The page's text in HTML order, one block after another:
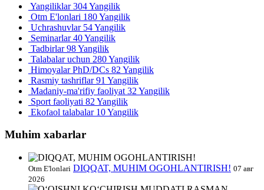
Yangiliklar304 Yangilik
Otm E'lonlari 180 Yangilik
Uchrashuvlar 54 Yangilik
Seminarlar40 Yangilik
Tadbirlar98 Yangilik
Talabalar uchun 280 Yangilik
Himoyalar PhD/DCs 82 Yangilik
Rasmiy tashriflar91 Yangilik
Madaniy-ma'rifiy faoliyat 32 Yangilik
Sport faoliyati 82 Yangilik
Ekofaol talabalar 10 Yangilik
Muhim xabarlar
Otm E'lonlari DIQQAT, MUHIM OGOHLANTIRISH! 07 авг
2026